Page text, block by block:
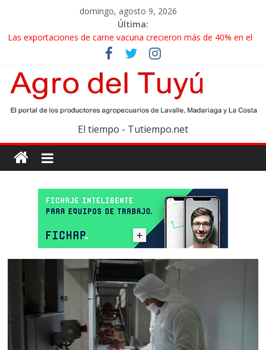
domingo, agosto 9, 2026
Última:
Las exportaciones de carne vacuna crecieron más de 40% en el
La miel, un motor de las economías regionales que enfrenta
nuevos desafíos para exportar
El gobierno bonaerense realizará un censo para actualizar el
mapa de la producción hortiflorícola
Las exportaciones agroindustriales anotaron un récord histórico
en el primer semestre
Maíz: estiman una cosecha récord de 71,5 millones de toneladas
El tiempo - Tutiempo.net